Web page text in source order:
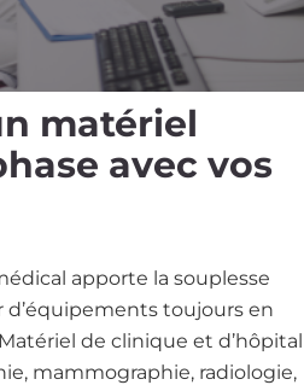
matériel
avec vos
apporte la souplesse
d’équipements toujours en
de clinique et d’hôpital
mammographie, radiologie,